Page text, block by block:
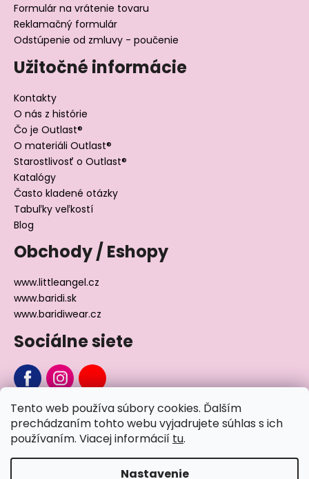
Tento web používa súbory cookies. Ďalším
prechádzaním tohto webu vyjadrujete súhlas s ich
používaním. Viacej informácií tu.
Nastavenie
Formulár na vrátenie tovaru
Reklamačný formulár
Odstúpenie od zmluvy - poučenie
Užitočné informácie
Kontakty
O nás z histórie
Čo je Outlast®
O materiáli Outlast®
Starostlivosť o Outlast®
Katalógy
Často kladené otázky
Tabuľky veľkostí
Blog
Obchody / Eshopy
www.littleangel.cz
www.baridi.sk
www.baridiwear.cz
Sociálne siete
Chcete sa nás na niečo opýtať?